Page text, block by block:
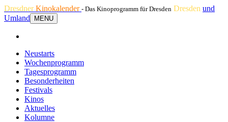
DresdnerKinokalender - Das Kinoprogramm für Dresden Dresden und
Umland
MENU
Neustarts
Wochenprogramm
Tagesprogramm
Besonderheiten
Festivals
Kinos
Aktuelles
Kolumne